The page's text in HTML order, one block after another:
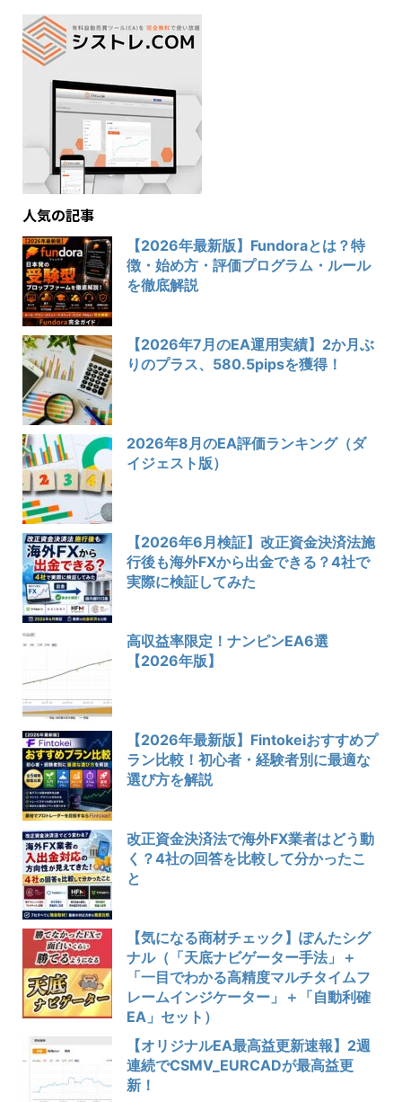
人気の記事
【2026年最新版】Fundoraとは？特
徴・始め方・評価プログラム・ルール
を徹底解説
【2026年7月のEA運用実績】2か月ぶ
りのプラス、580.5pipsを獲得！
2026年8月のEA評価ランキング（ダ
イジェスト版）
【2026年6月検証】改正資金決済法施
行後も海外FXから出金できる？4社で
実際に検証してみた
高収益率限定！ナンピンEA6選
【2026年版】
【2026年最新版】Fintokeiおすすめプ
ラン比較！初心者・経験者別に最適な
選び方を解説
改正資金決済法で海外FX業者はどう動
く？4社の回答を比較して分かったこ
と
【気になる商材チェック】ぽんたシグ
ナル（「天底ナビゲーター手法」＋
「一目でわかる高精度マルチタイムフ
レームインジケーター」＋「自動利確
EA」セット）
【オリジナルEA最高益更新速報】2週
連続でCSMV_EURCADが最高益更
新！